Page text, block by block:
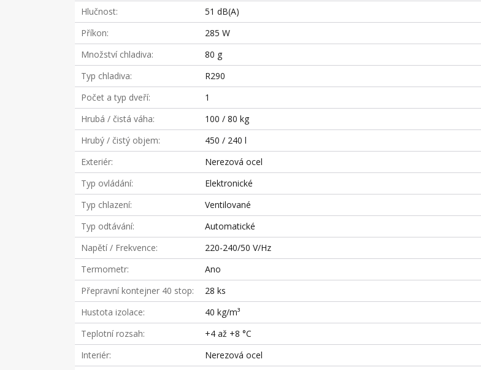
Hlučnost
51 dB(A)
Příkon
285 W
Množství chladiva
80 g
Typ chladiva
R290
Počet a typ dveří
1
Hrubá / čistá váha
100 / 80 kg
Hrubý / čistý objem
450 / 240 l
Exteriér
Nerezová ocel
Typ ovládání
Elektronické
Typ chlazení
Ventilované
Typ odtávání
Automatické
Napětí / Frekvence
220-240/50 V/Hz
Termometr
Ano
Přepravní kontejner 40 stop
28 ks
Hustota izolace
40 kg/m³
Teplotní rozsah
+4 až +8 °C
Interiér
Nerezová ocel